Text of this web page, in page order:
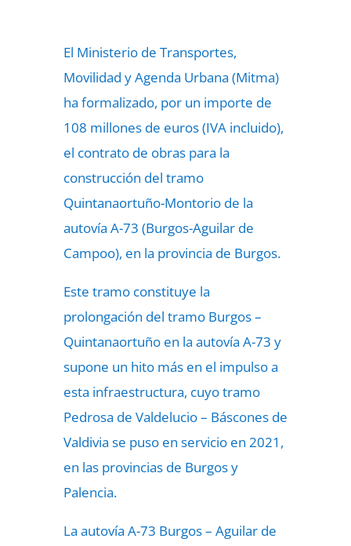
El Ministerio de Transportes,
Movilidad y Agenda Urbana (Mitma)
ha formalizado, por un importe de
108 millones de euros (IVA incluido),
el contrato de obras para la
construcción del tramo
Quintanaortuño-Montorio de la
autovía A-73 (Burgos-Aguilar de
Campoo), en la provincia de Burgos.
Este tramo constituye la
prolongación del tramo Burgos –
Quintanaortuño en la autovía A-73 y
supone un hito más en el impulso a
esta infraestructura, cuyo tramo
Pedrosa de Valdelucio – Báscones de
Valdivia se puso en servicio en 2021,
en las provincias de Burgos y
Palencia.
La autovía A-73 Burgos – Aguilar de